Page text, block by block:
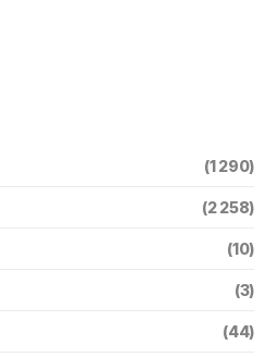
(1 290)
(2 258)
(10)
(3)
(44)